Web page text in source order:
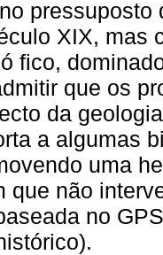
pressuposto
XIX, mas
fico,
que os
da
a algumas
uma
que não
no